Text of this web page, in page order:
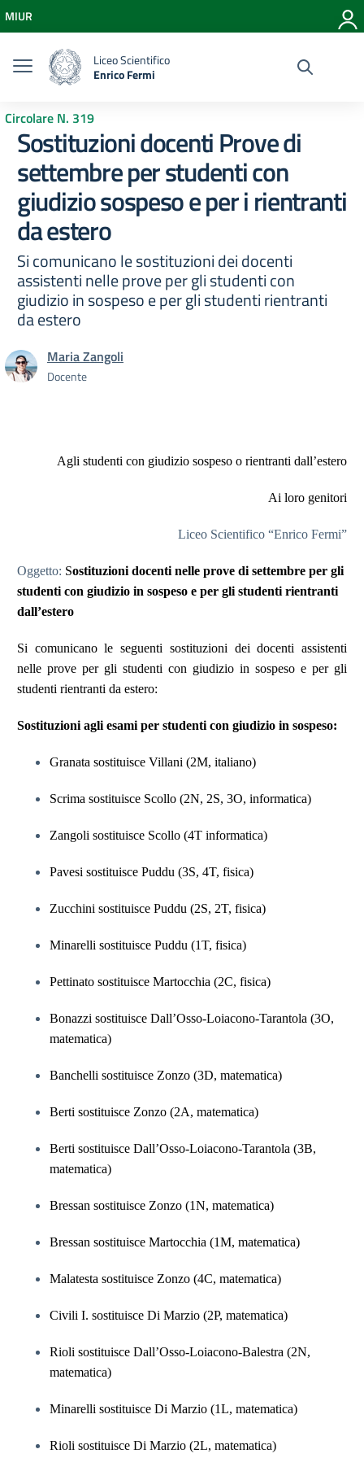
Vai al menu di navigazione
Vai al footer
MIUR
Liceo Scientifico
Enrico Fermi
Circolare N. 319
Sostituzioni docenti Prove di
settembre per studenti con
giudizio sospeso e per i rientranti
da estero
Si comunicano le sostituzioni dei docenti
assistenti nelle prove per gli studenti con
giudizio in sospeso e per gli studenti rientranti
da estero
Maria Zangoli
Docente
Agli studenti con giudizio sospeso o rientranti dall’estero
Ai loro genitori
Liceo Scientifico “Enrico Fermi”
Oggetto: Sostituzioni docenti nelle prove di settembre per gli
studenti con giudizio in sospeso e per gli studenti rientranti
dall’estero
Si comunicano le seguenti sostituzioni dei docenti assistenti
nelle prove per gli studenti con giudizio in sospeso e per gli
studenti rientranti da estero:
Sostituzioni agli esami per studenti con giudizio in sospeso:
Granata sostituisce Villani (2M, italiano)
Scrima sostituisce Scollo (2N, 2S, 3O, informatica)
Zangoli sostituisce Scollo (4T informatica)
Pavesi sostituisce Puddu (3S, 4T, fisica)
Zucchini sostituisce Puddu (2S, 2T, fisica)
Minarelli sostituisce Puddu (1T, fisica)
Pettinato sostituisce Martocchia (2C, fisica)
Bonazzi sostituisce Dall’Osso-Loiacono-Tarantola (3O,
matematica)
Banchelli sostituisce Zonzo (3D, matematica)
Berti sostituisce Zonzo (2A, matematica)
Berti sostituisce Dall’Osso-Loiacono-Tarantola (3B,
matematica)
Bressan sostituisce Zonzo (1N, matematica)
Bressan sostituisce Martocchia (1M, matematica)
Malatesta sostituisce Zonzo (4C, matematica)
Civili I. sostituisce Di Marzio (2P, matematica)
Rioli sostituisce Dall’Osso-Loiacono-Balestra (2N,
matematica)
Minarelli sostituisce Di Marzio (1L, matematica)
Rioli sostituisce Di Marzio (2L, matematica)